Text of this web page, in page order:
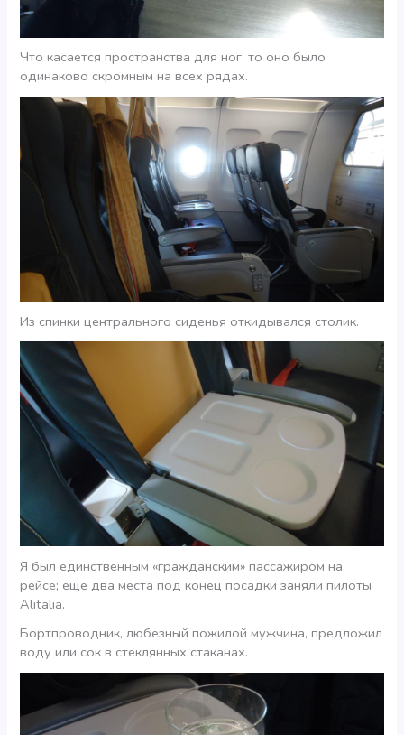
Что касается пространства для ног, то оно было
одинаково скромным на всех рядах.
Из спинки центрального сиденья откидывался столик.
Я был единственным «гражданским» пассажиром на
рейсе; еще два места под конец посадки заняли пилоты
Alitalia.
Бортпроводник, любезный пожилой мужчина, предложил
воду или сок в стеклянных стаканах.